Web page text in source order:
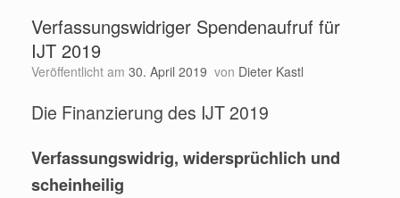
Verfassungswidriger Spendenaufruf für
IJT 2019
Veröffentlicht am 30. April 2019 von Dieter Kastl
Die Finanzierung des IJT 2019
Verfassungswidrig, widersprüchlich und
scheinheilig